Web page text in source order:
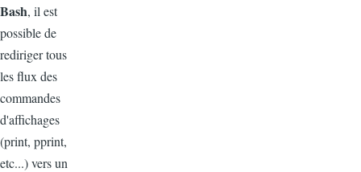
Bash, il est
possible de
rediriger tous
les flux des
commandes
d'affichages
(print, pprint,
etc...) vers un